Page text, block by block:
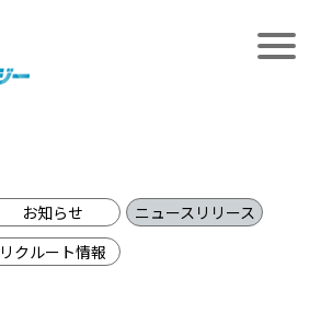
お知らせ
ニュースリリース
リクルート情報